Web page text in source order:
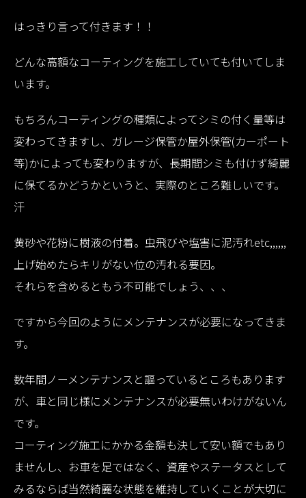
はっきり言って付きます！！
どんな高額なコーティングを施工していても付いてしま
います。
もちろんコーティングの種類によってシミの付く量等は
変わってきますし、ガレージ保管か屋外保管(カーポート
等)かによっても変わりますが、長期間シミも付けず綺麗
に保てるかどうかというと、実際のところ難しいです。
汗
黄砂や花粉に樹液の付着。虫飛びや塩害に泥汚れetc,,,,,,
上げ始めたらキリがない位の汚れる要因。
それらを含めるともう不可能でしょう、、、
ですから今回のようにメンテナンスが必要になってきま
す。
数年間ノーメンテナンスと謳っているところもあります
が、車と同じ様にメンテナンスが必要無いわけがないん
です。
コーティング施工にかかる金額も決して安い額でもあり
ませんし、お車を足ではなく、資産やステータスとして
みるならば当然綺麗な状態を維持していくことが大切に